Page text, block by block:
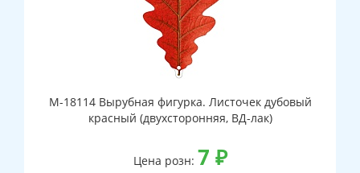
М-18114 Вырубная фигурка. Листочек дубовый
красный (двухсторонняя, ВД-лак)
Цена розн: 7 ₽